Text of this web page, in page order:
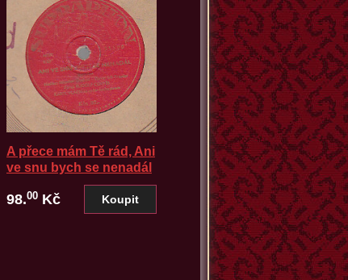
A přece mám Tě rád, Ani
ve snu bych se nenadál
98.00Kč